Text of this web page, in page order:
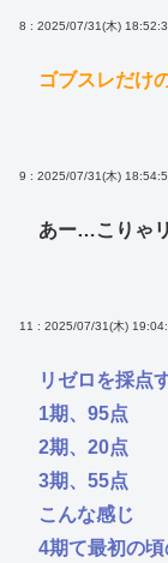
8 : 2025/07/31(木)
ゴブスレだけ
9 : 2025/07/31(木)
あー…こりゃ
11 : 2025/07/31(木)
リゼロを採点
1期、95点
2期、20点
3期、55点
こんな感じ
4期て最初の